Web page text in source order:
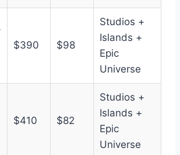
$390 $98
Studios +
Islands +
Epic
Universe
$410 $82
Studios +
Islands +
Epic
Universe